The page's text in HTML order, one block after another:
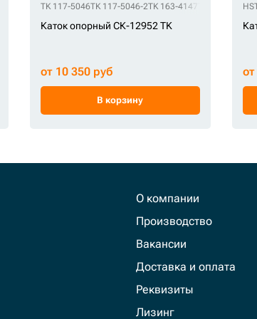
HSTF 14X-30-00043HSTF 14X-30-00045HSTF 14X-30-00090
TK 117-5046TK 117-5046-2TK 163-4147 TK 206-1264
Каток опорный СК-12952 TK
от 10 350 руб
В корзину
О компании
Производство
Вакансии
Доставка и оплата
Реквизиты
Лизинг